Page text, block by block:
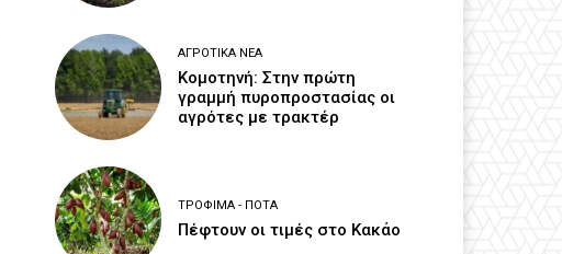
ΑΓΡΟΤΙΚΆ ΝΈΑ
Κομοτηνή: Στην πρώτη
γραμμή πυροπροστασίας οι
αγρότες με τρακτέρ
ΤΡΌΦΙΜΑ - ΠΟΤΆ
Πέφτουν οι τιμές στο Κακάο